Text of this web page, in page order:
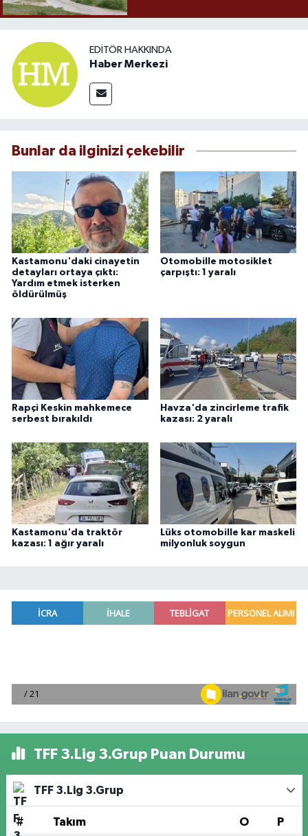
EDITÖR HAKKINDA
Haber Merkezi
Bunlar da ilginizi çekebilir
Kastamonu'daki cinayetin
detayları ortaya çıktı:
Yardım etmek isterken
öldürülmüş
Otomobille motosiklet
çarpıştı: 1 yaralı
Rapçi Keskin mahkemece
serbest bırakıldı
Havza'da zincirleme trafik
kazası: 2 yaralı
Kastamonu'da traktör
kazası: 1 ağır yaralı
Lüks otomobille kar maskeli
milyonluk soygun
TFF 3.Lig 3.Grup Puan Durumu
TFF 3.Lig 3.Grup
# Takım O P